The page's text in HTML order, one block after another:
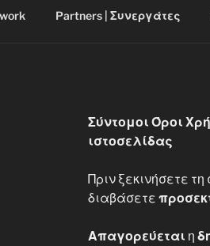
Partners | Συνεργάτες
Σύντομοι Όροι
ιστοσελίδας
Πριν ξεκινήσετε
διαβάσετε
Απαγορεύεται η